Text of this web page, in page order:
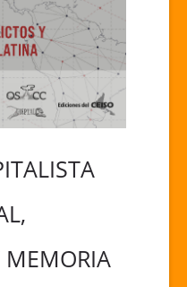
MEMORIA